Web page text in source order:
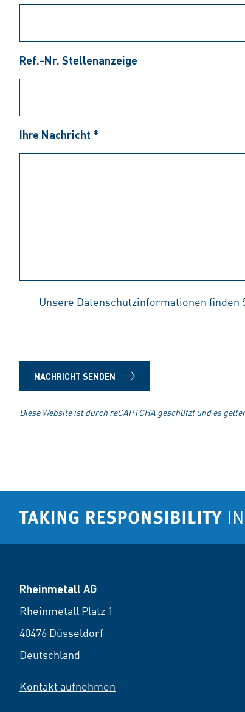
Ref.-Nr. Stellenanzeige
Ihre Nachricht *
Unsere Datenschutzinformationen finden
NACHRICHT SENDEN
Diese Website ist durch reCAPTCHA geschützt und es
Rheinmetall AG
Rheinmetall Platz 1
40476 Düsseldorf
Deutschland
Kontakt aufnehmen